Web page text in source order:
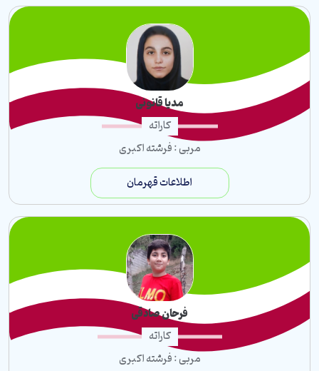
مدیا قانونی
کاراته
مربی : فرشته اکبری
اطلاعات قهرمان
فرحان صادقی
کاراته
مربی : فرشته اکبری